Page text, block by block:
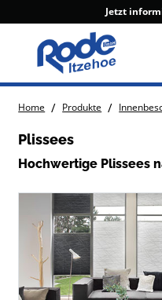
Jetzt
Home / Produkte /
Plissees
Hochwertige Plissees